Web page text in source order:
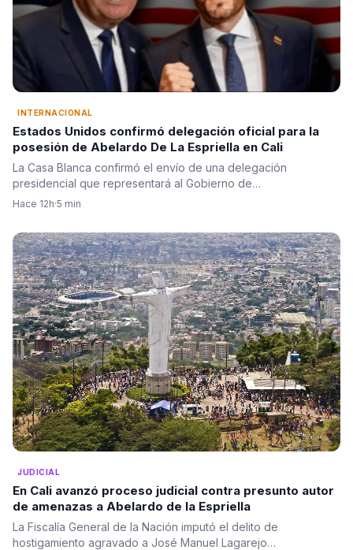
INTERNACIONAL
Estados Unidos confirmó delegación oficial para la
posesión de Abelardo De La Espriella en Cali
La Casa Blanca confirmó el envío de una delegación
presidencial que representará al Gobierno de…
Hace 12h·5 min
JUDICIAL
En Cali avanzó proceso judicial contra presunto autor
de amenazas a Abelardo de la Espriella
La Fiscalía General de la Nación imputó el delito de
hostigamiento agravado a José Manuel Lagarejo…